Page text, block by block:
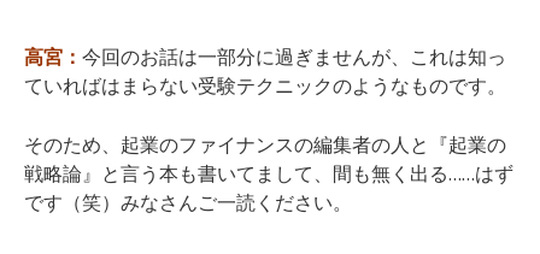
高宮： 今回のお話は一部分に過ぎませんが、これは知っ
ていればはまらない受験テクニックのようなものです。
そのため、起業のファイナンスの編集者の人と『起業の
戦略論』と言う本も書いてまして、間も無く出る……はず
です（笑）みなさんご一読ください。